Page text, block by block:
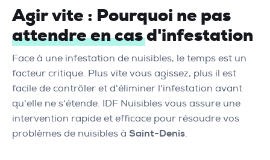
Agir vite : Pourquoi ne pas
attendre en cas d'infestation
Face à une infestation de nuisibles, le temps est un
facteur critique. Plus vite vous agissez, plus il est
facile de contrôler et d'éliminer l'infestation avant
qu'elle ne s'étende. IDF Nuisibles vous assure une
intervention rapide et efficace pour résoudre vos
problèmes de nuisibles à Saint-Denis.